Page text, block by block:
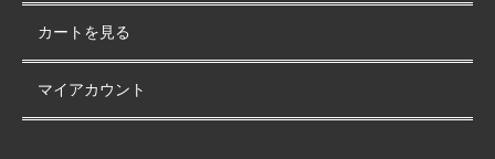
カートを見る
マイアカウント